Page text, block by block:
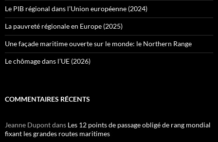
Le PIB régional dans l’Union européenne (2024)
La pauvreté régionale en Europe (2025)
Une façade maritime ouverte sur le monde: le Northern Range
Le chômage dans l’UE (2026)
COMMENTAIRES RÉCENTS
Jeanne Dupontdans Les 12 points de passage obligé de rang mondial
fixant les grandes routes maritimes